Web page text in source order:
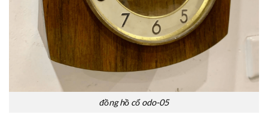
đồng hồ cổ odo-05